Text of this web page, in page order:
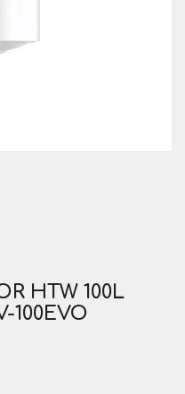
HTW 100L
100EVO